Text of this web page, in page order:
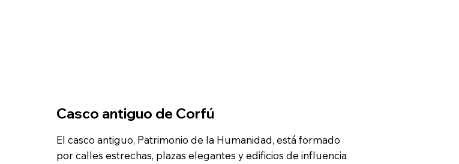
Casco antiguo de Corfú
El casco antiguo, Patrimonio de la Humanidad, está formado
por calles estrechas, plazas elegantes y edificios de influencia